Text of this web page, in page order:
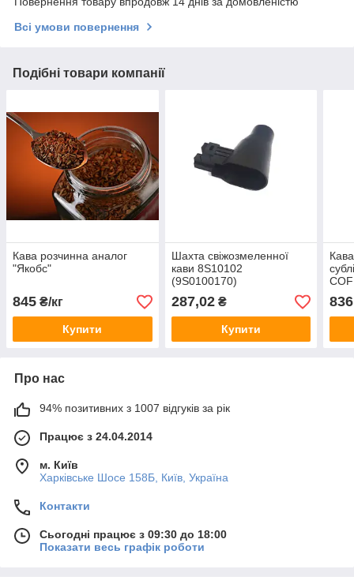
Всі умови повернення
Подібні товари компанії
Кава розчинна аналог
"Якобс"
845 ₴/кг
Купити
Шахта свіжозмеленної
кави 8S10102
(9S0100170)
287,02₴
Купити
836
Про нас
94% позитивних з 1007 відгуків за рік
Працює з 24.04.2014
м. Київ
Харківське Шосе 158Б, Київ, Україна
Контакти
Сьогодні працює з 09:30 до 18:00
Показати весь графік роботи